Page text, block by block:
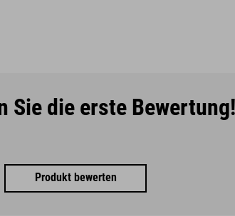
Sie die erste Bewertung!
Produkt bewerten